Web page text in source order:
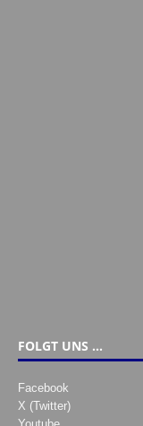
FOLGT UNS …
Facebook
X (Twitter)